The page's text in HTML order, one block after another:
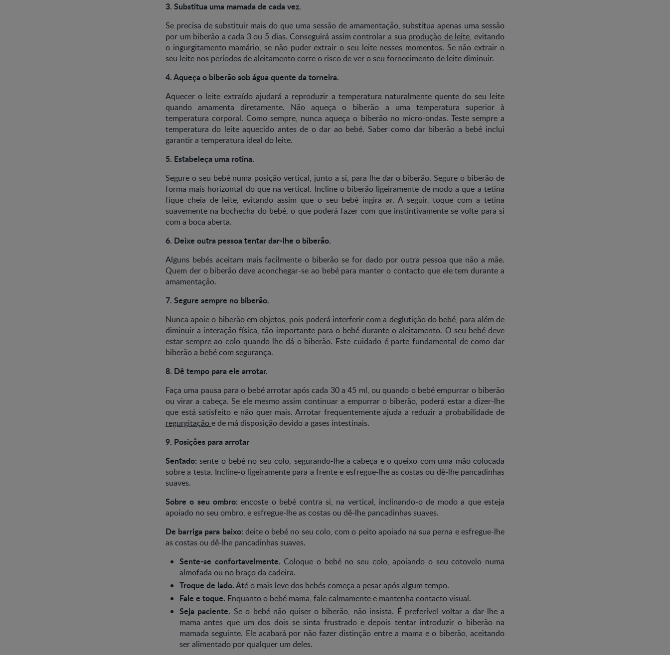
3. Substitua uma mamada de cada vez.
Se precisa de substituir mais do que uma sessão de amamentação, substitua apenas uma sessão
por um biberão a cada 3 ou 5 dias. Conseguirá assim controlar a sua produção de leite, evitando
o ingurgitamento mamário, se não puder extrair o seu leite nesses momentos. Se não extrair o
seu leite nos períodos de aleitamento corre o risco de ver o seu fornecimento de leite diminuir.
4. Aqueça o biberão sob água quente da torneira.
Aquecer o leite extraído ajudará a reproduzir a temperatura naturalmente quente do seu leite
quando amamenta diretamente. Não aqueça o biberão a uma temperatura superior à
temperatura corporal. Como sempre, nunca aqueça o biberão no micro-ondas. Teste sempre a
temperatura do leite aquecido antes de o dar ao bebé. Saber como dar biberão a bebé inclui
garantir a temperatura ideal do leite.
5. Estabeleça uma rotina.
Segure o seu bebé numa posição vertical, junto a si, para lhe dar o biberão. Segure o biberão de
forma mais horizontal do que na vertical. Incline o biberão ligeiramente de modo a que a tetina
fique cheia de leite, evitando assim que o seu bebé ingira ar. A seguir, toque com a tetina
suavemente na bochecha do bebé, o que poderá fazer com que instintivamente se volte para si
com a boca aberta.
6. Deixe outra pessoa tentar dar-lhe o biberão.
Alguns bebés aceitam mais facilmente o biberão se for dado por outra pessoa que não a mãe.
Quem der o biberão deve aconchegar-se ao bebé para manter o contacto que ele tem durante a
amamentação.
7. Segure sempre no biberão.
Nunca apoie o biberão em objetos, pois poderá interferir com a deglutição do bebé, para além de
diminuir a interação física, tão importante para o bebé durante o aleitamento. O seu bebé deve
estar sempre ao colo quando lhe dá o biberão. Este cuidado é parte fundamental de como dar
biberão a bebé com segurança.
8. Dê tempo para ele arrotar.
Faça uma pausa para o bebé arrotar após cada 30 a 45 ml, ou quando o bebé empurrar o biberão
ou virar a cabeça. Se ele mesmo assim continuar a empurrar o biberão, poderá estar a dizer-lhe
que está satisfeito e não quer mais. Arrotar frequentemente ajuda a reduzir a probabilidade de
regurgitaçãoe de má disposição devido a gases intestinais.
9. Posições para arrotar
Sentado:sente o bebé no seu colo, segurando-lhe a cabeça e o queixo com uma mão colocada
sobre a testa. Incline-o ligeiramente para a frente e esfregue-lhe as costas ou dê-lhe pancadinhas
suaves.
Sobre o seu ombro: encoste o bebé contra si, na vertical, inclinando-o de modo a que esteja
apoiado no seu ombro, e esfregue-lhe as costas ou dê-lhe pancadinhas suaves.
De barriga para baixo: deite o bebé no seu colo, com o peito apoiado na sua perna e esfregue-lhe
as costas ou dê-lhe pancadinhas suaves.
Sente-se confortavelmente. Coloque o bebé no seu colo, apoiando o seu cotovelo numa
almofada ou no braço da cadeira.
Troque de lado.Até o mais leve dos bebés começa a pesar após algum tempo.
Fale e toque. Enquanto o bebé mama, fale calmamente e mantenha contacto visual.
Seja paciente. Se o bebé não quiser o biberão, não insista. É preferível voltar a dar-lhe a
mama antes que um dos dois se sinta frustrado e depois tentar introduzir o biberão na
mamada seguinte. Ele acabará por não fazer distinção entre a mama e o biberão, aceitando
ser alimentado por qualquer um deles.